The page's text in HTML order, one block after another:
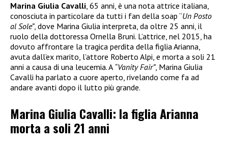
Marina Giulia Cavalli, 65 anni, è una nota attrice italiana,
conosciuta in particolare da tutti i fan della soap “Un Posto
al Sole”, dove Marina Giulia interpreta, da oltre 25 anni, il
ruolo della dottoressa Ornella Bruni. L’attrice, nel 2015, ha
dovuto affrontare la tragica perdita della figlia Arianna,
avuta dall’ex marito, l’attore Roberto Alpi, e morta a soli 21
anni a causa di una leucemia. A “Vanity Fair”, Marina Giulia
Cavalli ha parlato a cuore aperto, rivelando come fa ad
andare avanti dopo il lutto più grande.
Marina Giulia Cavalli: la figlia Arianna
morta a soli 21 anni